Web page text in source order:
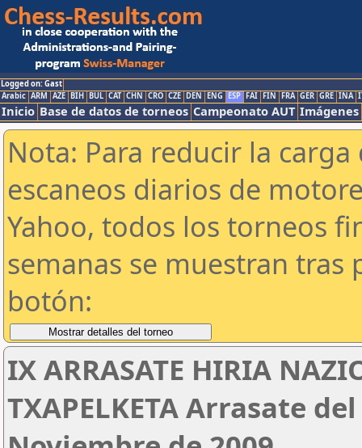
Logged on: Gast
Arabic ARM AZE BIH BUL CAT CHN CRO CZE DEN ENG ESP FAI FIN FRA GER GRE INA
Inicio Base de datos de torneos Campeonato AUT Imágenes
Nota: Para reducir la
escaneos diarios de
Yahoo, todos los torneos
semanas se muestran tras
botón:
IX ARRASATE HIRIA
TXAPELKETA Arrasate